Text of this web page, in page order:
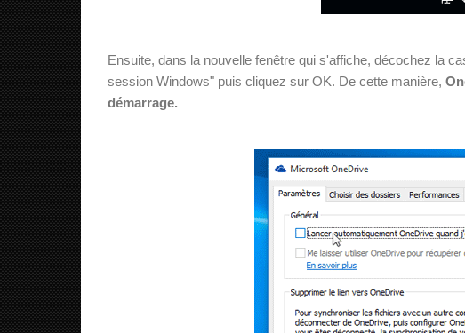
Ensuite, dans la nouvelle fenêtre qui s'affiche, décochez la
session Windows" puis cliquez sur OK. De cette manière,
démarrage.